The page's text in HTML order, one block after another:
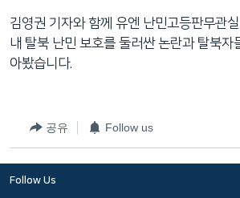
김영권 기자와 함께 유엔 난민고등판무관
내 탈북 난민 보호를 둘러싼 논란과 탈북자
아봤습니다.
공유 Follow us
Follow Us